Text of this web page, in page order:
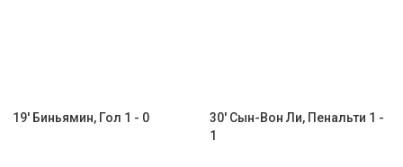
19' Биньямин, Гол 1 - 0
30' Сын-Вон Ли, Пенальти 1 -
1